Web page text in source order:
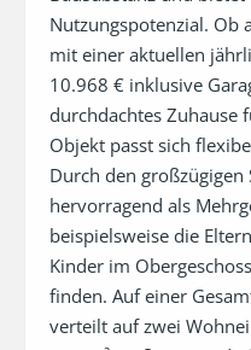
Nutzungspotenzial. Ob
mit einer aktuellen
10.968 € inklusive
durchdachtes Zuhause
Objekt passt sich
Durch den großzügigen
hervorragend als
beispielsweise die
Kinder im
finden. Auf einer
verteilt auf zwei